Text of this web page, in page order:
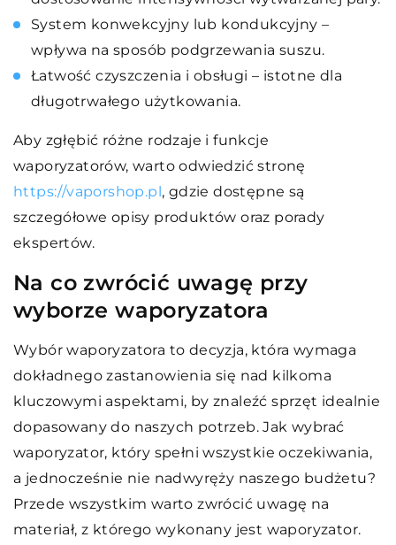
System konwekcyjny lub kondukcyjny –
wpływa na sposób podgrzewania suszu.
Łatwość czyszczenia i obsługi – istotne dla
długotrwałego użytkowania.
Aby zgłębić różne rodzaje i funkcje
waporyzatorów, warto odwiedzić stronę
https://vaporshop.pl, gdzie dostępne są
szczegółowe opisy produktów oraz porady
ekspertów.
Na co zwrócić uwagę przy
wyborze waporyzatora
Wybór waporyzatora to decyzja, która wymaga
dokładnego zastanowienia się nad kilkoma
kluczowymi aspektami, by znaleźć sprzęt idealnie
dopasowany do naszych potrzeb. Jak wybrać
waporyzator, który spełni wszystkie oczekiwania,
a jednocześnie nie nadwyręży naszego budżetu?
Przede wszystkim warto zwrócić uwagę na
materiał, z którego wykonany jest waporyzator.